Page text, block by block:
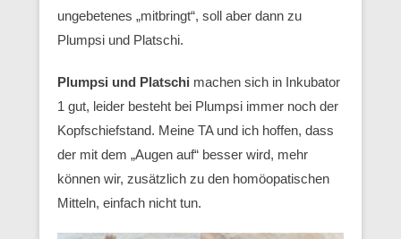
ungebetenes „mitbringt“, soll aber dann zu
Plumpsi und Platschi.
Plumpsi und Platschi machen sich in Inkubator
1 gut, leider besteht bei Plumpsi immer noch der
Kopfschiefstand. Meine TA und ich hoffen, dass
der mit dem „Augen auf“ besser wird, mehr
können wir, zusätzlich zu den homöopatischen
Mitteln, einfach nicht tun.